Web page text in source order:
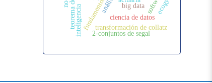
ciencia de datos
inteligencia big data
transformación de collatz
2-conjuntos de segal
ecogyt